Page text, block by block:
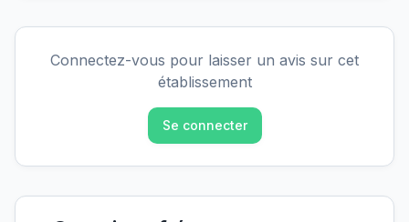
Connectez-vous pour laisser un avis sur cet
établissement
Se connecter